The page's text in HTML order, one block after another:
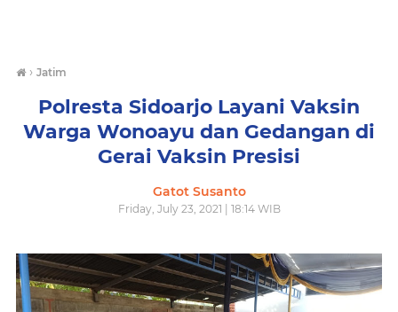
› Jatim
Polresta Sidoarjo Layani Vaksin
Warga Wonoayu dan Gedangan di
Gerai Vaksin Presisi
Gatot Susanto
Friday, July 23, 2021 | 18:14 WIB